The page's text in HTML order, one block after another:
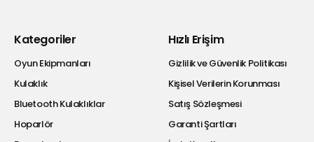
Kategoriler
Oyun Ekipmanları
Kulaklık
Bluetooth Kulaklıklar
Hoparlör
Hızlı Erişim
Gizlilik ve Güvenlik Politikası
Kişisel Verilerin Korunması
Satış Sözleşmesi
Garanti Şartları